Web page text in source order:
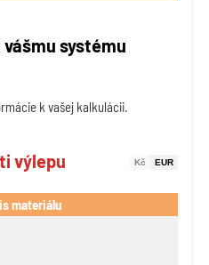
systému
k vašej kalkulácii.
výlepu
materiálu
Kč EUR